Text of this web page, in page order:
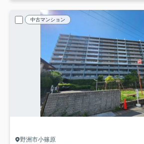
中古マンション
野洲市小篠原